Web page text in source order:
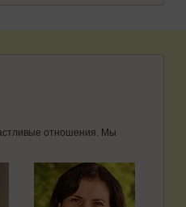
отношения. Мы